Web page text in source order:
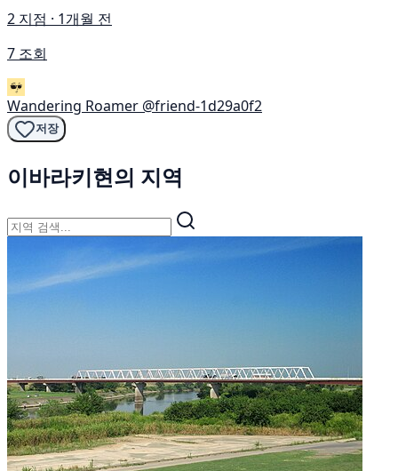
2 지점 · 1개월 전
7 조회
Wandering Roamer @friend-1d29a0f2
저장
이바라키현의 지역